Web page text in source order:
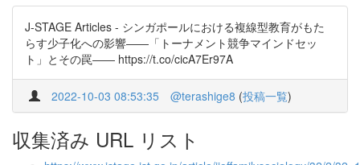
J-STAGE Articles - シンガポールにおける複線型教育がもた
らす少子化への影響――「トーナメント競争マインドセッ
ト」とその罠―― https://t.co/cicA7Er97A
2022-10-03 08:53:35 @terashige8 (投稿一覧)
収集済み URL リスト